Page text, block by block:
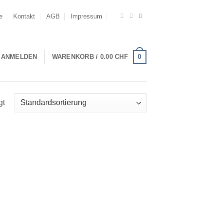
Kontakt AGB Impressum
ANMELDEN WARENKORB / 0.00CHF 0